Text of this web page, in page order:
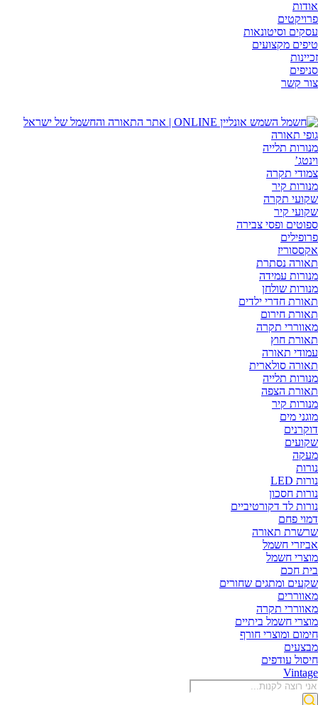
דלג
לתוכן
אודות
פרויקטים
עסקים וסיטונאות
טיפים מקצועים
זכיינות
סניפים
צור קשר
גופי תאורה
מנורות תלייה
וינטג’
צמודי תקרה
מנורות קיר
שקועי תקרה
שקועי קיר
ספוטים ופסי צבירה
פרופילים
אקססוריז
תאורה נסתרת
מנורות עמידה
מנורות שולחן
תאורת חדרי ילדים
תאורת חירום
מאווררי תקרה
תאורת חוץ
עמודי תאורה
תאורה סולארית
מנורות תלייה
תאורת הצפה
מנורות קיר
מוגני מים
דוקרנים
שקועים
מעקה
נורות
נורות LED
נורות חסכון
נורות לד דקורטיביים
דמוי פחם
שרשרת תאורה
אביזרי חשמל
מוצרי חשמל
בית חכם
שקעים ומתגים שחורים
מאווררים
מאווררי תקרה
מוצרי חשמל ביתיים
חימום ומוצרי חורף
מבצעים
חיסול עודפים
Vintage
Products
search